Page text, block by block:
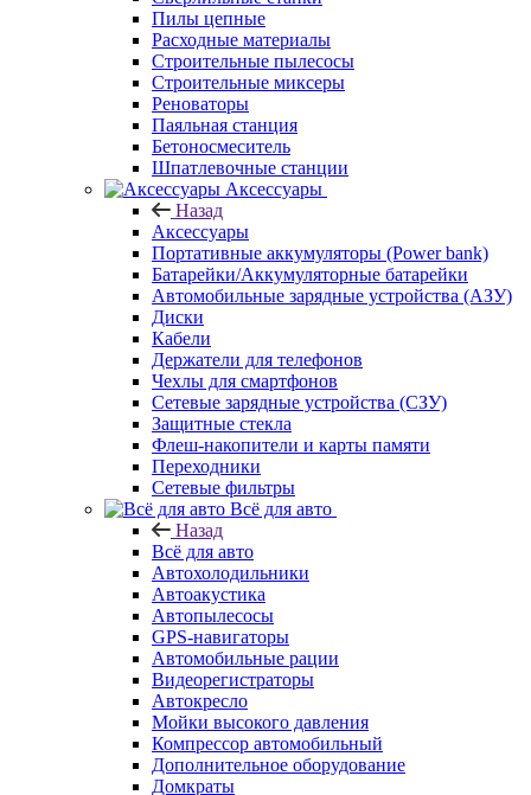
Пилы цепные
Расходные материалы
Строительные пылесосы
Строительные миксеры
Реноваторы
Паяльная станция
Бетоносмеситель
Шпатлевочные станции
Аксессуары
Назад
Аксессуары
Портативные аккумуляторы (Power bank)
Батарейки/Аккумуляторные батарейки
Автомобильные зарядные устройства (АЗУ)
Диски
Кабели
Держатели для телефонов
Чехлы для смартфонов
Сетевые зарядные устройства (СЗУ)
Защитные стекла
Флеш-накопители и карты памяти
Переходники
Сетевые фильтры
Всё для авто
Назад
Всё для авто
Автохолодильники
Автоакустика
Автопылесосы
GPS-навигаторы
Автомобильные рации
Видеорегистраторы
Автокресло
Мойки высокого давления
Компрессор автомобильный
Дополнительное оборудование
Домкраты